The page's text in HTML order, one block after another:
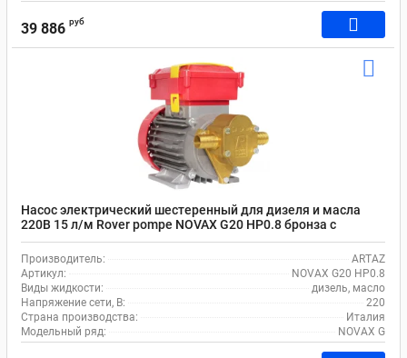
39 886 руб
Насос электрический шестеренный для дизеля и масла
220В 15 л/м Rover pompe NOVAX G20 HP0.8 бронза с
никелевым покрытием
Производитель:
ARTAZ
Артикул:
NOVAX G20 HP0.8
Виды жидкости:
дизель, масло
Напряжение сети, В:
220
Страна производства:
Италия
Модельный ряд:
NOVAX G